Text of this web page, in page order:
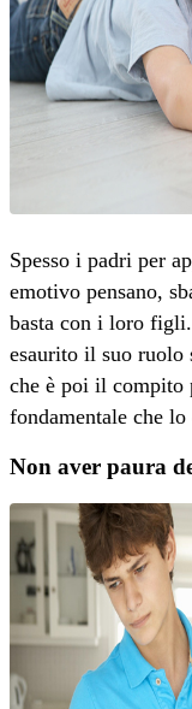
Spesso i padri per
emotivo pensano,
basta con i loro
esaurito il suo ruolo
che è poi il compito
fondamentale che
Non aver paura